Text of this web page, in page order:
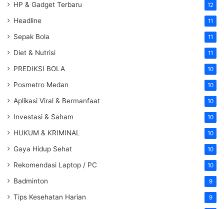
HP & Gadget Terbaru 12
Headline 11
Sepak Bola 11
Diet & Nutrisi 11
PREDIKSI BOLA 10
Posmetro Medan 10
Aplikasi Viral & Bermanfaat 10
Investasi & Saham 10
HUKUM & KRIMINAL 10
Gaya Hidup Sehat 10
Rekomendasi Laptop / PC 10
Badminton 9
Tips Kesehatan Harian 9